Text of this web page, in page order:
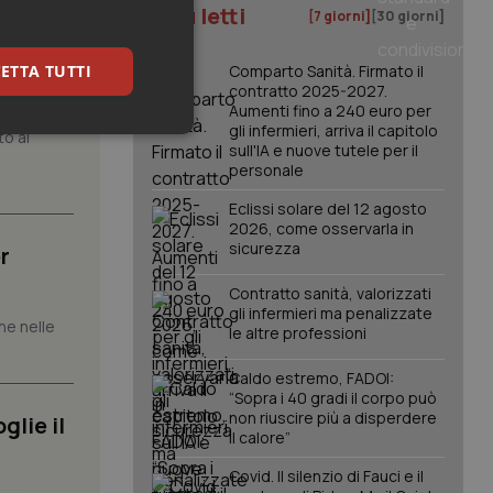
al
nelle
il
I più letti [7 giorni] [30 giorni]
Comparto Sanità. Firmato il
contratto 2025-2027.
Aumenti fino a 240 euro per
gli infermieri, arriva il capitolo
sull'IA e nuove tutele per il
personale
Eclissi solare del 12 agosto
2026, come osservarla in
sicurezza
Contratto sanità, valorizzati
gli infermieri ma penalizzate
le altre professioni
Caldo estremo, FADOI:
“Sopra i 40 gradi il corpo può
non riuscire più a disperdere
il calore”
Covid. Il silenzio di Fauci e il
TUTTI
sulle pagine
le
per la loro
sul consenso
e